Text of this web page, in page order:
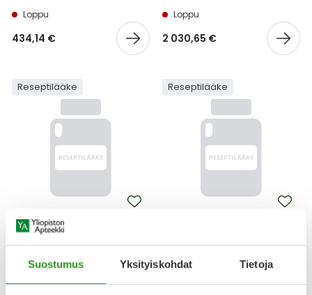
Suostumus Yksityiskohdat Tietoja
Loppu
434,14 €
Loppu
2 030,65 €
Reseptilääke
RESPREEZA
RESPREEZA 4000 MG
INFUUSIOKUIVA-AINE JA
LIUOTIN, LIUOSTA VARTEN
4000 MG+76 ML, MIX2VIAL-
Reseptilääke
NUWIQ 1500 IU
INJEKTIOKUIVA-AINE JA
LIUOTIN, LIUOSTA VARTEN 1
KPL